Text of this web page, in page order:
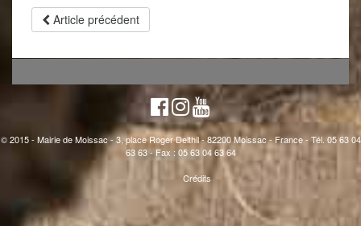
Article précédent
© 2015 - Mairie de Moissac - 3, place Roger Delthil - 82200 Moissac - France - Tél. 05 63 04
63 63 - Fax : 05 63 04 63 64
Crédits